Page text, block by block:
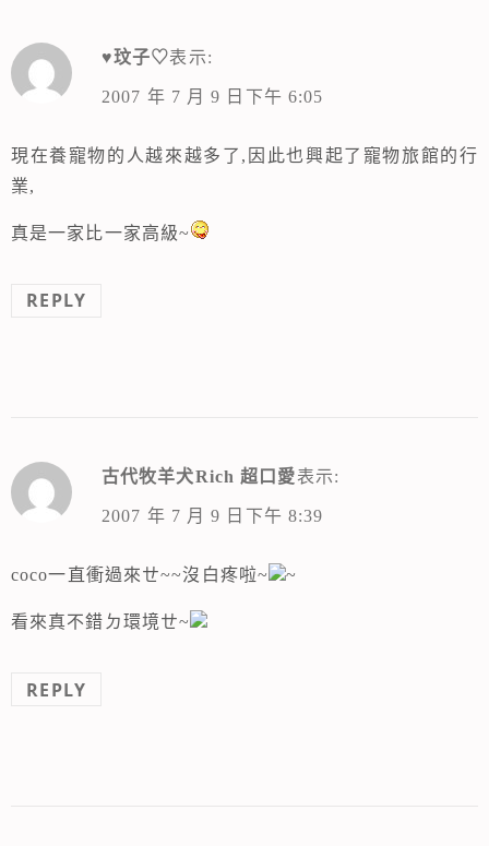
♥玟子♡表示:
2007 年 7 月 9 日下午 6:05
現在養寵物的人越來越多了,因此也興起了寵物旅館的行
業,
真是一家比一家高級~
REPLY
古代牧羊犬Rich 超口愛表示:
2007 年 7 月 9 日下午 8:39
coco一直衝過來ㄝ~~沒白疼啦~ ~
看來真不錯ㄉ環境ㄝ~
REPLY